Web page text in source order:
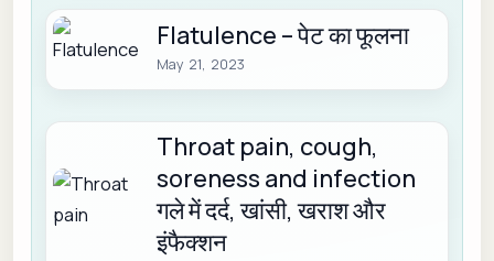
Flatulence – पेट का फूलना
May 21, 2023
Throat pain, cough,
soreness and infection
गले में दर्द, खांसी, खराश और
इंफैक्शन